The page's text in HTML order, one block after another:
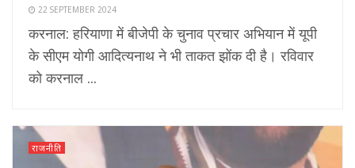
22 SEPTEMBER 2024
करनाल: हरियाणा में बीजेपी के चुनाव प्रचार अभियान में यूपी
के सीएम योगी आदित्यनाथ ने भी ताकत झोंक दी है। रविवार
को करनाल ...
राजनीति